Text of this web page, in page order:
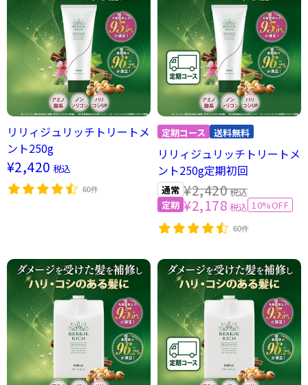
リリィジュリッチトリートメ
ント250g
¥2,420 税込
60件
リリィジュリッチトリートメ
ント250g定期初回
¥2,178 税込 10%OFF
¥2,420税込
60件